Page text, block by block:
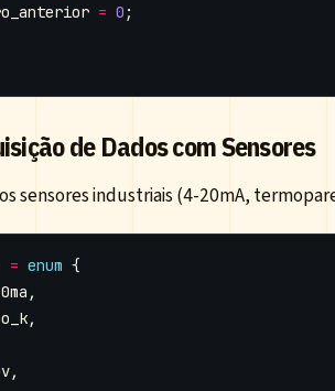
= 0 ;
de Dados com Sensores
sensores industriais (4-20mA,
= enum {
,
,
,